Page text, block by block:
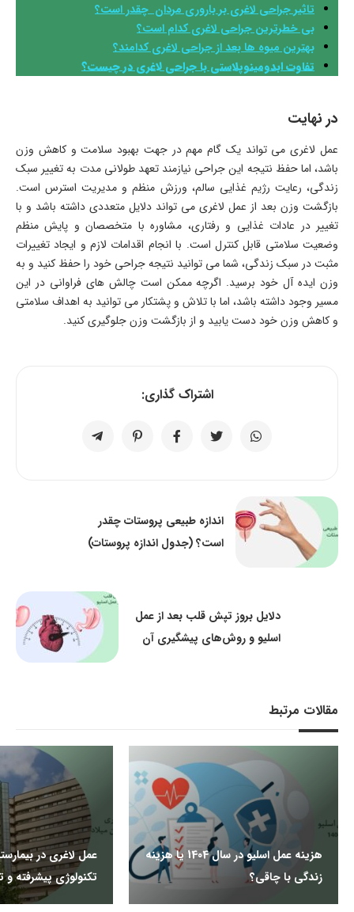
تاثیر جراحی لاغری بر باروری مردان چقدر است؟
بی خطرترین جراحی لاغری کدام است؟
بهترین میوه ها بعد از جراحی لاغری کدامند؟
تفاوت ابدومینوپلاستی با جراحی لاغری در چیست؟
در نهایت
عمل لاغری می تواند یک گام مهم در جهت بهبود سلامت و کاهش وزن
باشد، اما حفظ نتیجه این جراحی نیازمند تعهد طولانی مدت به تغییر سبک
زندگی، رعایت رژیم غذایی سالم، ورزش منظم و مدیریت استرس است.
بازگشت وزن بعد از عمل لاغری می تواند دلایل متعددی داشته باشد و با
تغییر در عادات غذایی و رفتاری، مشاوره با متخصصان و پایش منظم
وضعیت سلامتی قابل کنترل است. با انجام اقدامات لازم و ایجاد تغییرات
مثبت در سبک زندگی، شما می توانید نتیجه جراحی خود را حفظ کنید و به
وزن ایده آل خود برسید. اگرچه ممکن است چالش های فراوانی در این
مسیر وجود داشته باشد، اما با تلاش و پشتکار می توانید به اهداف سلامتی
و کاهش وزن خود دست یابید و از بازگشت وزن جلوگیری کنید.
اشتراک گذاری:
اندازه طبیعی پروستات چقدر
است؟ (جدول اندازه پروستات)
دلایل بروز تپش قلب بعد از عمل
اسلیو و روش‌های پیشگیری آن
مقالات مرتبط
هزینه عمل اسلیو در سال 1404 یا هزینه
زندگی با چاقی؟
عمل لاغری در
تکنولوژی پیشرفته